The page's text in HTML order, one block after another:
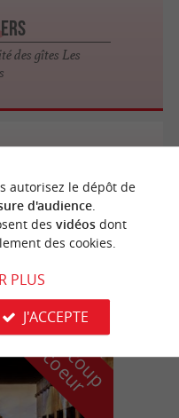
des gîtes Les
n°4209
n
o
t
r
e
c
o
u
p
d
e
c
o
e
u
r
autorisez le dépôt de
d'audience.
des vidéosdont
des cookies.
PLUS
J'ACCEPTE